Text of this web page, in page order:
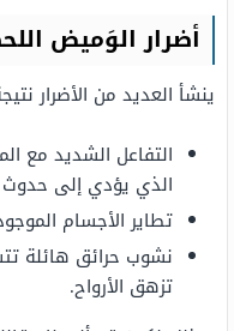
أضرار الوَميض
ينشأ العديد من الأضرار
التفاعل الشديد مع
الذي يؤدي إلى
تطاير الأجسام
نشوب حرائق هائلة
تزهق الأرواح.